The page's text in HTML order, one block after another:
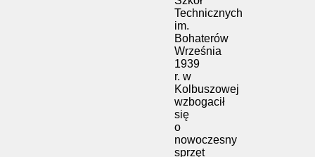
Technicznych
im.
Bohaterów
Września
1939
r. w
Kolbuszowej
wzbogacił
się
o
nowoczesny
sprzęt